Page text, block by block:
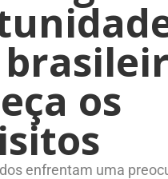
os
enfrentam uma